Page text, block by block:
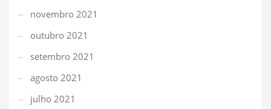
novembro 2021
outubro 2021
setembro 2021
agosto 2021
julho 2021